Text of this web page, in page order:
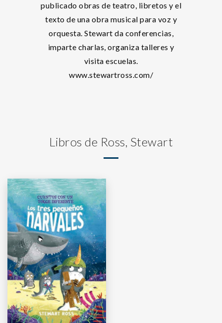
publicado obras de teatro, libretos y el
texto de una obra musical para voz y
orquesta. Stewart da conferencias,
imparte charlas, organiza talleres y
visita escuelas.
www.stewartross.com/
Libros de Ross, Stewart